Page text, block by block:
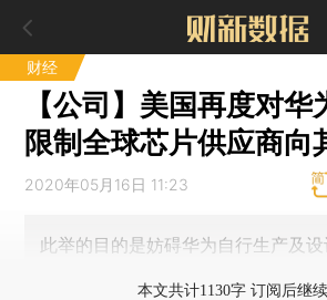
财经
【公司】美国再度对
限制全球芯片供应商向
2020年05月16日 11:23
此举的目的是妨碍华为自行生产及
本文共计1130字 订阅后继